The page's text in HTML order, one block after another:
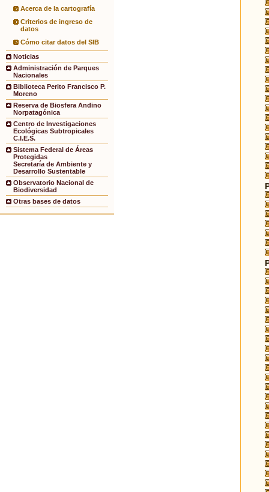
Acerca de la cartografía
Criterios de ingreso de
datos
Cómo citar datos del SIB
Noticias
Administración de Parques
Nacionales
Biblioteca Perito Francisco P.
Moreno
Reserva de Biosfera Andino
Norpatagónica
Centro de Investigaciones
Ecológicas Subtropicales
C.I.E.S.
Sistema Federal de Áreas
Protegidas
Secretaría de Ambiente y
Desarrollo Sustentable
Observatorio Nacional de
Biodiversidad
Otras bases de datos